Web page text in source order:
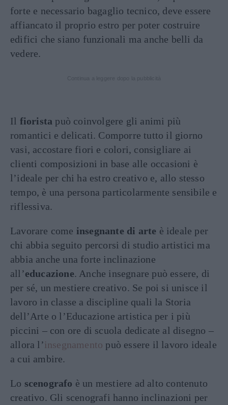
forte e necessario bagaglio tecnico, deve essere
affiancato il proprio estro per poter costruire
edifici che siano funzionali ma anche belli da
vedere.
Il fiorista può coinvolgere gli animi più
romantici e delicati. Comporre tutto il giorno
vasi, accostare fiori e colori, consigliare ai
clienti composizioni in base alle occasioni è
l’ideale per chi ha estro creativo e, allo stesso
tempo, è una persona particolarmente sensibile e
riflessiva.
Lavorare come insegnante di arte è ideale per
chi abbia seguito percorsi di studio artistici ma
abbia anche una forte inclinazione
all’educazione. Anche insegnare può essere, di
per sé, un mestiere creativo. Se poi si unisce il
lavoro in classe a discipline quali la Storia
dell’Arte o l’Educazione artistica per i più
piccini – con ore di scuola dedicate al disegno –
allora l’insegnamento può essere il lavoro ideale
a cui ambire.
Lo scenografo è un mestiere ad alto contenuto
creativo. Gli scenografi hanno inclinazioni per